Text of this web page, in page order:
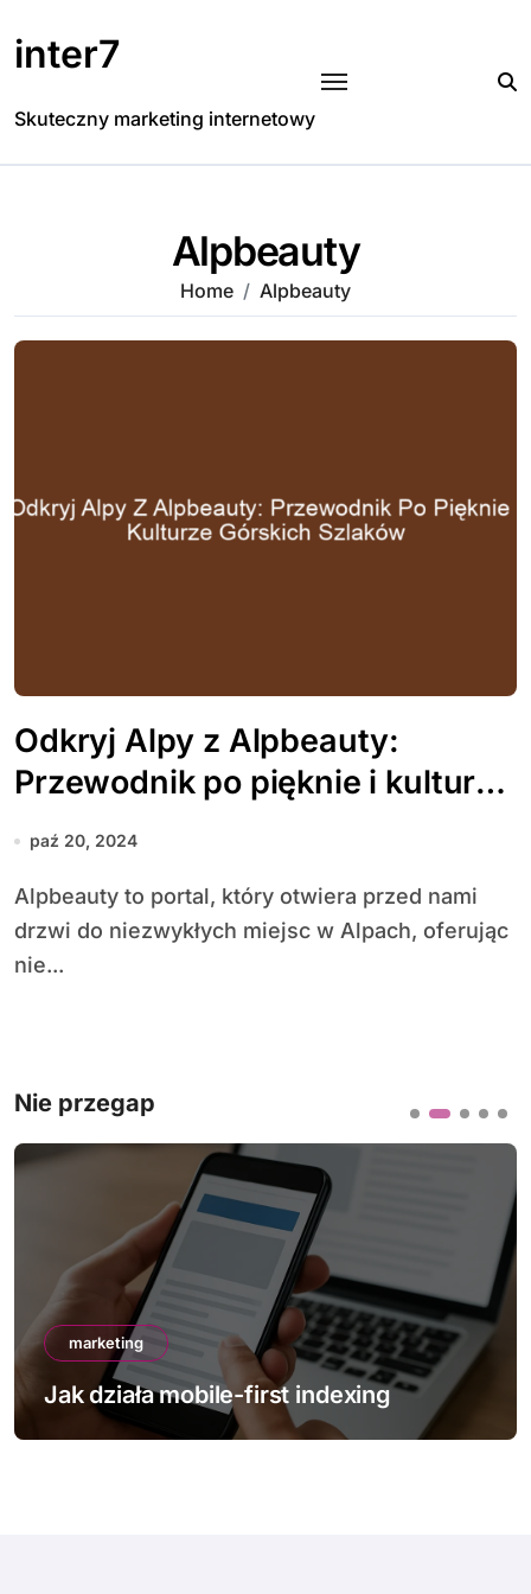
to
content
inter7
Skuteczny marketing internetowy
Alpbeauty
Home Alpbeauty
Odkryj Alpy z Alpbeauty:
Przewodnik po pięknie i kulturze
górskich szlaków
paź 20, 2024
Alpbeauty to portal, który otwiera przed nami
drzwi do niezwykłych miejsc w Alpach, oferując
nie...
Nie przegap
marketing
Jak działa mobile-first indexing